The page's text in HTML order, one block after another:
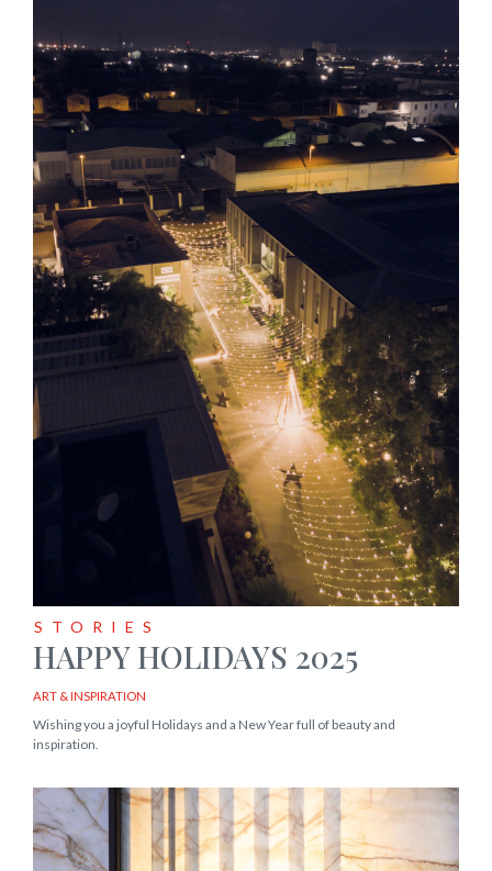
STORIES
HAPPY HOLIDAYS 2025
ART & INSPIRATION
Wishing you a joyful Holidays and a New Year full of beauty and
inspiration.